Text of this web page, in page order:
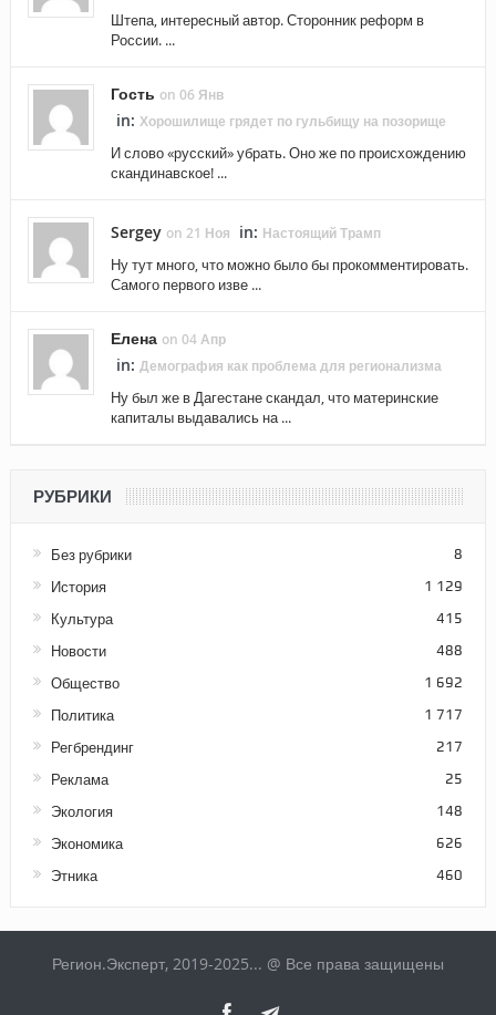
Штепа, интересный автор. Сторонник реформ в
России. ...
Гость on 06 Янв
in: Хорошилище грядет по гульбищу на позорище
И слово «русский» убрать. Оно же по происхождению
скандинавское! ...
Sergey on 21 Ноя in: Настоящий Трамп
Ну тут много, что можно было бы прокомментировать.
Самого первого изве ...
Елена on 04 Апр
in: Демография как проблема для регионализма
Ну был же в Дагестане скандал, что материнские
капиталы выдавались на ...
РУБРИКИ
Без рубрики 8
История 1 129
Культура 415
Новости 488
Общество 1 692
Политика 1 717
Регбрендинг 217
Реклама 25
Экология 148
Экономика 626
Этника 460
Регион.Эксперт, 2019-2025... @ Все права защищены